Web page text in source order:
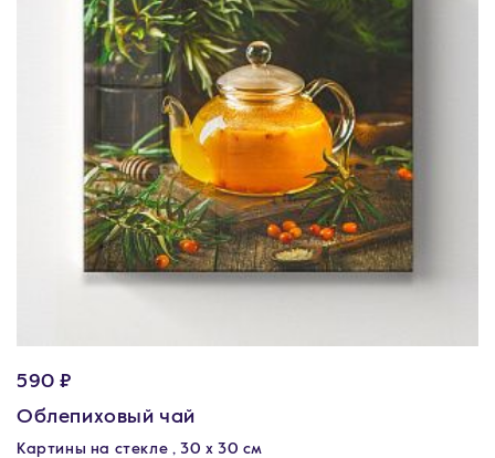
590 ₽
Облепиховый чай
Картины на стекле , 30 x 30 см